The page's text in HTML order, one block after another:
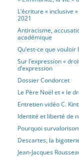
L’écriture « inclusive
2021
Antiracisme,
académique
Qu’est-ce que vouloir
Sur l’expression «
d’expression
Dossier Condorcet
Le Père Noël et « le
Entretien vidéo C.
Identité et liberté de
Pourquoi
Descartes, la
Jean-Jacques